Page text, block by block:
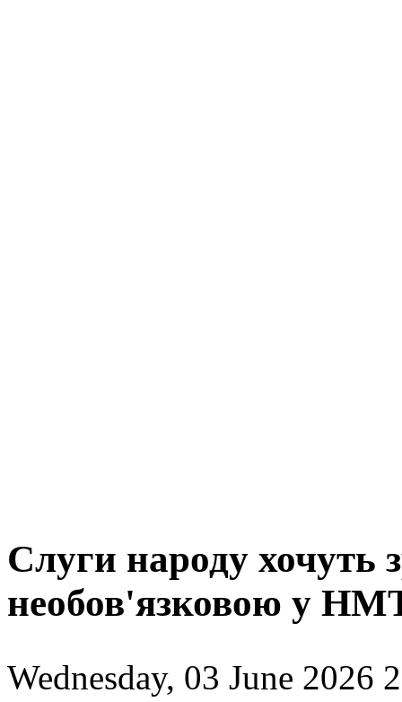
Слуги народу хочуть
необов'язковою у
Wednesday, 03 June 2026